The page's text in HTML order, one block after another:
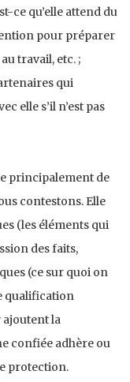
ce qu’elle attend du
pour préparer
au travail, etc. ;
qui
elle s’il n’est pas
principalement de
contestons. Elle
(les éléments qui
des faits,
(ce sur quoi on
qualification
ajoutent la
confiée adhère ou
protection.